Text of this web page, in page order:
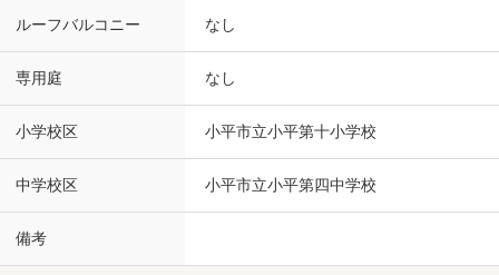
ルーフバルコニー なし
専用庭 なし
小学校区 小平市立小平第十小学校
中学校区 小平市立小平第四中学校
備考